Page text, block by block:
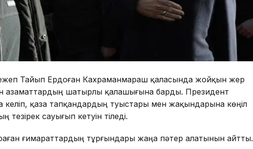
Режеп Тайып Ердоған Кахраманмараш қаласында жойқын жер
азаматтардың шатырлы қалашығына барды. Президент
қаза тапқандардың туыстары мен жақындарына көңіл
сауығып кетуін тіледі.
ғимараттардың тұрғындары жаңа пәтер алатынын айтты.